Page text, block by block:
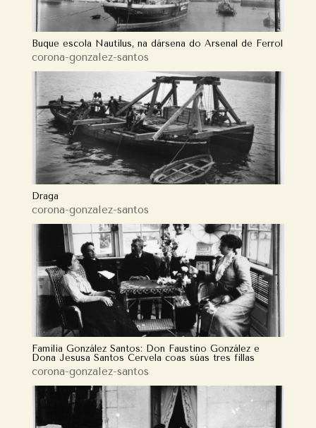
Buque escola Nautilus, na dársena do Arsenal de Ferrol
corona-gonzalez-santos
Draga
corona-gonzalez-santos
Familia González Santos: Don Faustino González e
Dona Jesusa Santos Cervela coas súas tres fillas
corona-gonzalez-santos